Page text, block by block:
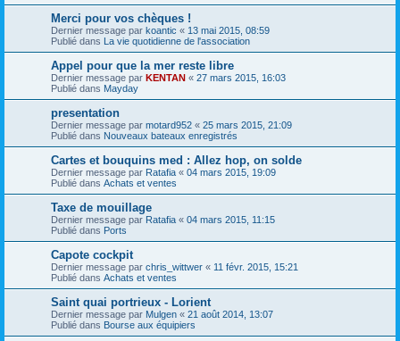
Merci pour vos chèques !
Dernier message par koantic « 13 mai 2015, 08:59
Publié dans La vie quotidienne de l'association
Appel pour que la mer reste libre
Dernier message par KENTAN « 27 mars 2015, 16:03
Publié dans Mayday
presentation
Dernier message par motard952 « 25 mars 2015, 21:09
Publié dans Nouveaux bateaux enregistrés
Cartes et bouquins med : Allez hop, on solde
Dernier message par Ratafia « 04 mars 2015, 19:09
Publié dans Achats et ventes
Taxe de mouillage
Dernier message par Ratafia « 04 mars 2015, 11:15
Publié dans Ports
Capote cockpit
Dernier message par chris_wittwer « 11 févr. 2015, 15:21
Publié dans Achats et ventes
Saint quai portrieux - Lorient
Dernier message par Mulgen « 21 août 2014, 13:07
Publié dans Bourse aux équipiers